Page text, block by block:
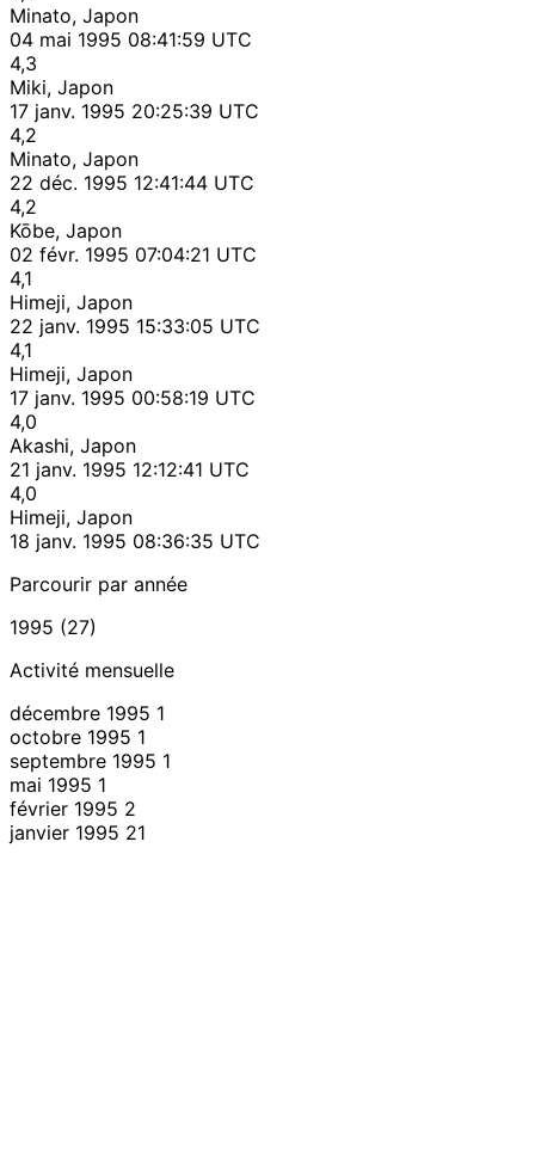
Minato, Japon
04 mai 1995 08:41:59 UTC
4,3
Miki, Japon
17 janv. 1995 20:25:39 UTC
4,2
Minato, Japon
22 déc. 1995 12:41:44 UTC
4,2
Kōbe, Japon
02 févr. 1995 07:04:21 UTC
4,1
Himeji, Japon
22 janv. 1995 15:33:05 UTC
4,1
Himeji, Japon
17 janv. 1995 00:58:19 UTC
4,0
Akashi, Japon
21 janv. 1995 12:12:41 UTC
4,0
Himeji, Japon
18 janv. 1995 08:36:35 UTC
Parcourir par année
1995 (27)
Activité mensuelle
décembre 1995 1
octobre 1995 1
septembre 1995 1
mai 1995 1
février 1995 2
janvier 1995 21